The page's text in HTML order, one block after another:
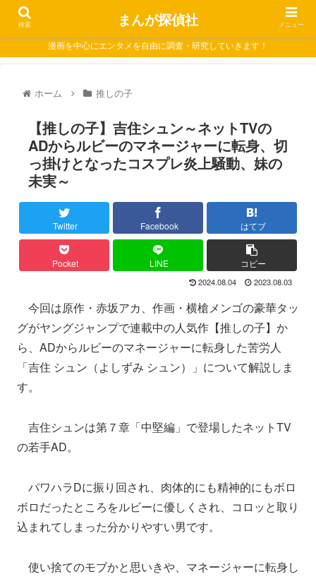
漫画を中心にエンタメを自由に調査・研究していきます！
ホーム 推しの子
【推しの子】吉住シュン～ネットTVの
ADからルビーのマネージャーに転身、切
っ掛けとなったコスプレ炎上騒動、妹の
未実～
Twitter Facebook はてブ
Pocket LINE コピー
2024.08.04 2023.08.03
今回は原作・赤坂アカ、作画・横槍メンゴの豪華タッ
グがヤングジャンプで連載中の人気作【推しの子】か
ら、ADからルビーのマネージャーに転身した苦労人
「吉住 シュン（よしずみ シュン）」について解説しま
す。
吉住シュンは第７章「中堅編」で登場したネットTV
の若手AD。
パワハラDに振り回され、肉体的にも精神的にもボロ
ボロだったところをルビーに優しくされ、コロッと取り
込まれてしまった分かりやすい男です。
使い捨てのモブかと思いきや、マネージャーに転身し
検索 まんが探偵社 メニュー